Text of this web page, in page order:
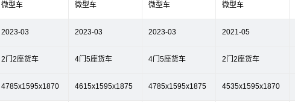
微型车 微型车 微型车 微型车
2023-03 2023-03 2023-03 2021-05
2门2座货车 4门5座货车 4门5座货车 2门2座货车
4785x1595x1870 4615x1595x1875 4785x1595x1875 4535x1595x1870